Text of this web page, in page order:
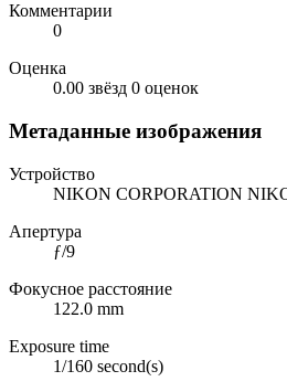
Комментарии
0
Оценка
0.00 звёзд 0 оценок
Метаданные изображения
Устройство
NIKON CORPORATION
Апертура
ƒ/9
Фокусное расстояние
122.0 mm
Exposure time
1/160 second(s)